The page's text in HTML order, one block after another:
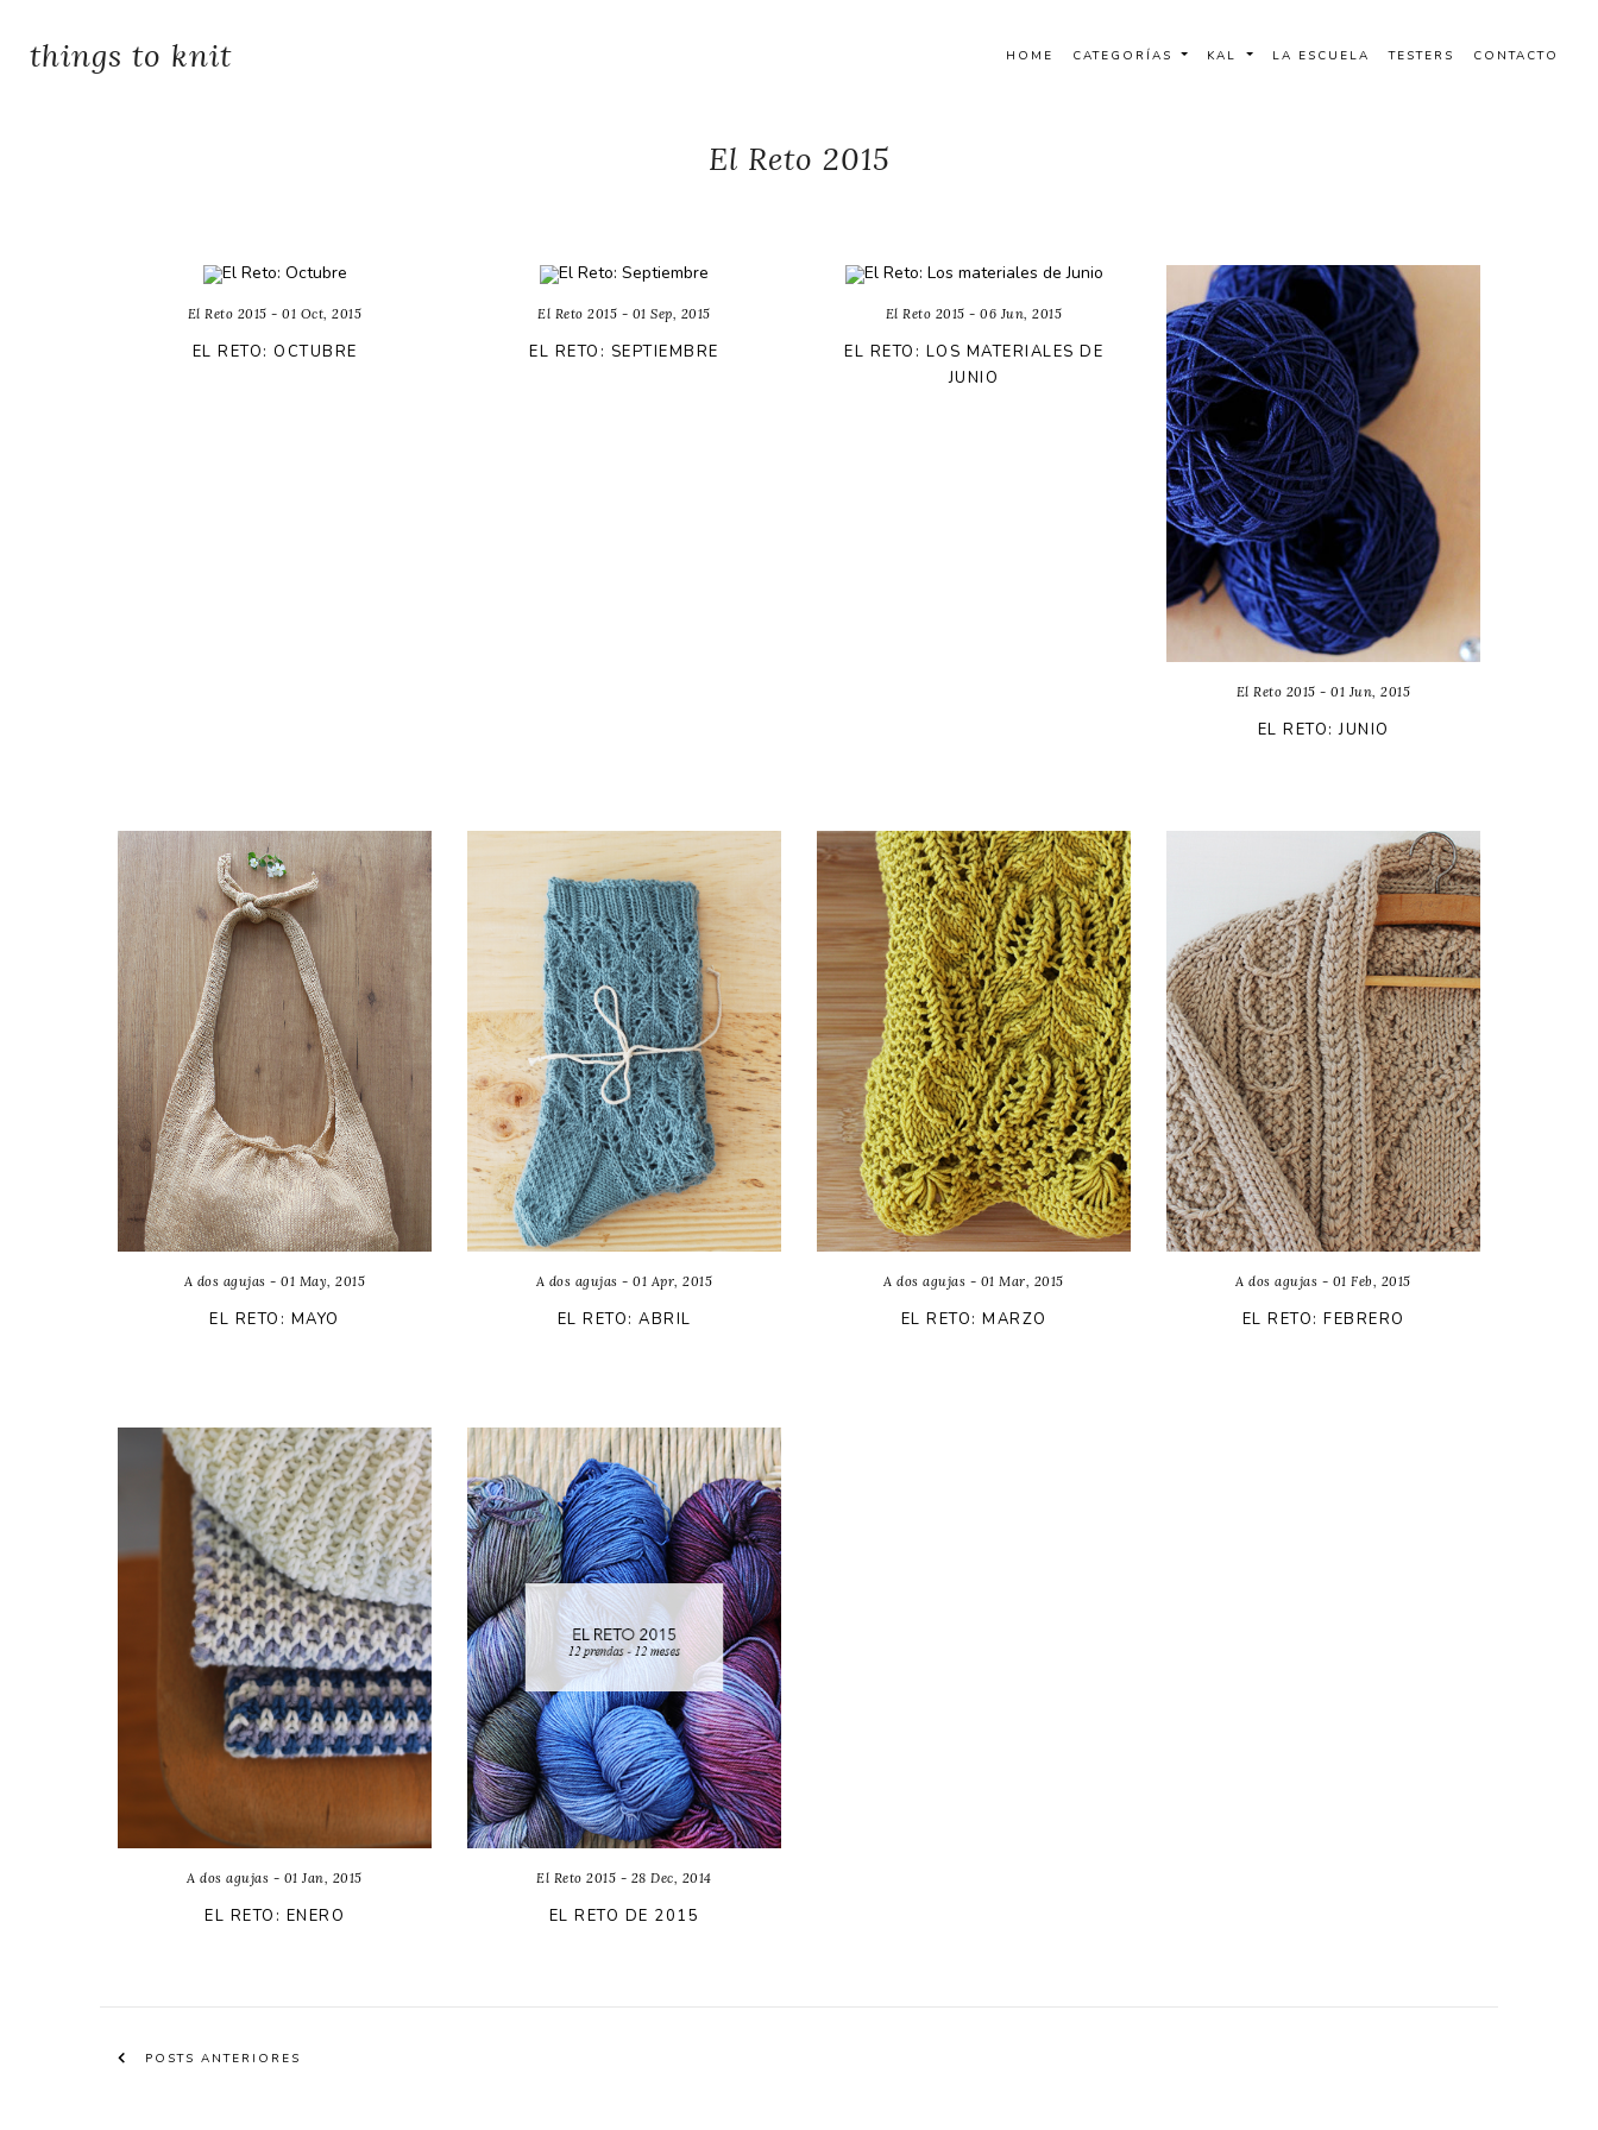
things to knit HOME CATEGORÍAS KAL LA ESCUELA TESTERS CONTACTO
El Reto 2015
El Reto 2015 - 01 Oct, 2015
EL RETO: OCTUBRE
El Reto 2015 - 01 Sep, 2015
EL RETO: SEPTIEMBRE
El Reto 2015 - 06 Jun, 2015
EL RETO: LOS MATERIALES DE
JUNIO
El Reto 2015 - 01 Jun, 2015
EL RETO: JUNIO
A dos agujas - 01 May, 2015
EL RETO: MAYO
A dos agujas - 01 Apr, 2015
EL RETO: ABRIL
A dos agujas - 01 Mar, 2015
EL RETO: MARZO
A dos agujas - 01 Feb, 2015
EL RETO: FEBRERO
A dos agujas - 01 Jan, 2015
EL RETO: ENERO
El Reto 2015 - 28 Dec, 2014
EL RETO DE 2015
POSTS ANTERIORES